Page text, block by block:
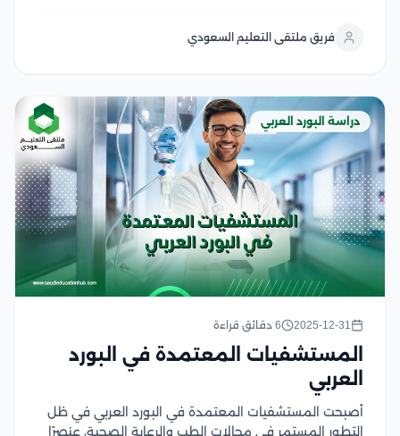
تدريبية متكاملة تجمع بين الدراسة النظرية والتدريب
فريق ملتقى التعليم السعودي
دراسة البورد العربي
2025-12-31 6 دقائق قراءة
المستشفيات المعتمدة في البورد
العربي
أصبحت المستشفيات المعتمدة في البورد العربي في ظل
التطور المستمر في مجالات الطب والرعاية الصحية، عنصرًا